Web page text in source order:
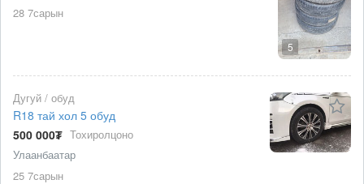
5
28 7сарын
Дугуй / обуд
R18 тай хол 5 обуд
500 000₮ Тохиролцоно
Улаанбаатар
25 7сарын